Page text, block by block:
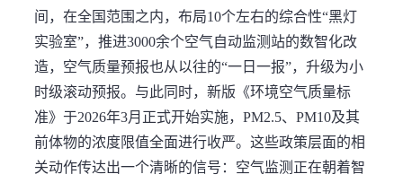
间，在全国范围之内，布局10个左右的综合性“黑灯
实验室”，推进3000余个空气自动监测站的数智化改
造，空气质量预报也从以往的“一日一报”，升级为小
时级滚动预报。与此同时，新版《环境空气质量标
准》于2026年3月正式开始实施，PM2.5、PM10及其
前体物的浓度限值全面进行收严。这些政策层面的相
关动作传达出一个清晰的信号：空气监测正在朝着智